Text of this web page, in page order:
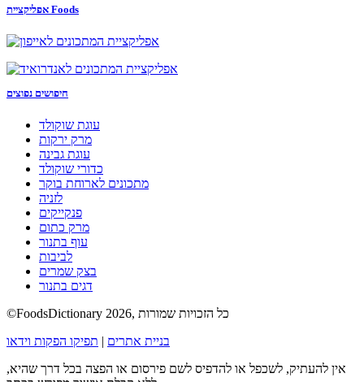
אפליקציית Foods
חיפושים נפוצים
עוגת שוקולד
מרק ירקות
עוגת גבינה
כדורי שוקולד
מתכונים לארוחת בוקר
לזניה
פנקייקים
מרק כתום
עוף בתנור
לביבות
בצק שמרים
דגים בתנור
©FoodsDictionary 2026, כל הזכויות שמורות
בניית אתרים
תפיקו הפקות וידאו
אין להעתיק, לשכפל או להדפיס לשם פירסום או הפצה בכל דרך שהיא,